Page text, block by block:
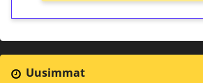
Uusimmat